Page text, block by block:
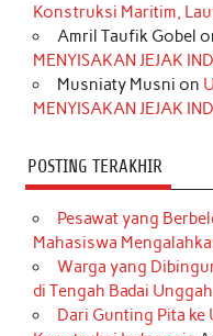
k
a
m
s
t
Konstruksi Maritim,
Amril Taufik Gobel
MENYISAKAN JEJAK
Musniaty Musni on
MENYISAKAN JEJAK
POSTING TERAKHIR
Pesawat yang
Mahasiswa
Warga yang
di Tengah Badai
Dari Gunting Pita ke